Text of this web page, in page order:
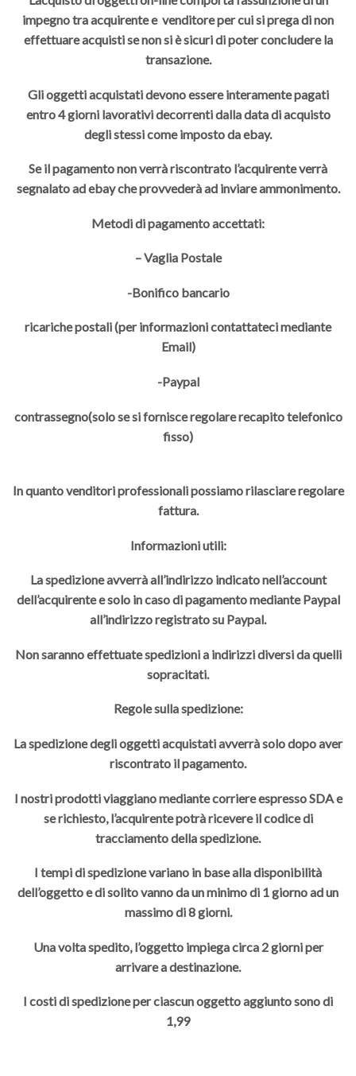
impegno tra acquirente e venditore per cui si prega di non
effettuare acquisti se non si è sicuri di poter concludere la
transazione.
Gli oggetti acquistati devono essere interamente pagati
entro 4 giorni lavorativi decorrenti dalla data di acquisto
degli stessi come imposto da ebay.
Se il pagamento non verrà riscontrato l’acquirente verrà
segnalato ad ebay che provvederà ad inviare ammonimento.
Metodi di pagamento accettati:
– Vaglia Postale
-Bonifico bancario
ricariche postali (per informazioni contattateci mediante
Email)
-Paypal
contrassegno(solo se si fornisce regolare recapito telefonico
fisso)
In quanto venditori professionali possiamo rilasciare regolare
fattura.
Informazioni utili:
La spedizione avverrà all’indirizzo indicato nell’account
dell’acquirente e solo in caso di pagamento mediante Paypal
all’indirizzo registrato su Paypal.
Non saranno effettuate spedizioni a indirizzi diversi da quelli
sopracitati.
Regole sulla spedizione:
La spedizione degli oggetti acquistati avverrà solo dopo aver
riscontrato il pagamento.
I nostri prodotti viaggiano mediante corriere espresso SDA e
se richiesto, l’acquirente potrà ricevere il codice di
tracciamento della spedizione.
I tempi di spedizione variano in base alla disponibilità
dell’oggetto e di solito vanno da un minimo di 1 giorno ad un
massimo di 8 giorni.
Una volta spedito, l’oggetto impiega circa 2 giorni per
arrivare a destinazione.
I costi di spedizione per ciascun oggetto aggiunto sono di
1,99